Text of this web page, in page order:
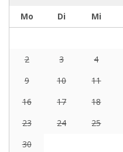
Mo
Di Mi
2
3 4
9
10 11
16
17 18
23
24 25
30